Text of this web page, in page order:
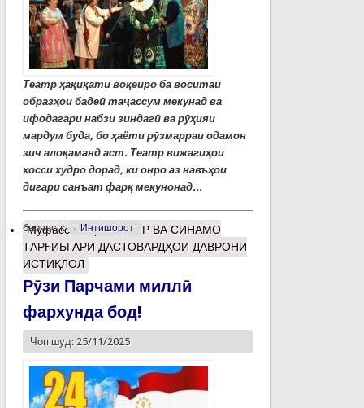
Театр ҳақиқати воқеиро ба воситаи
образҳои бадеӣ таҷассум мекунад ва
ифодагари набзи зиндагӣ ва рӯҳияи
мардум буда, бо ҳаёти рӯзмарраи одамон
зич алоқаманд аст. Театр вижагиҳои
хосси худро дорад, ки онро аз навъҳои
дигари санъат фарқ мекунонад...
барчасп: Интишорот
Муфассалтаро ТЕАТР ВА СИНАМО
ТАРҒИБГАРИ ДАСТОВАРДҲОИ ДАВРОНИ
ИСТИҚЛОЛ
Рӯзи Парчами миллӣ
фархунда бод!
Чоп шуд: 25/11/2025